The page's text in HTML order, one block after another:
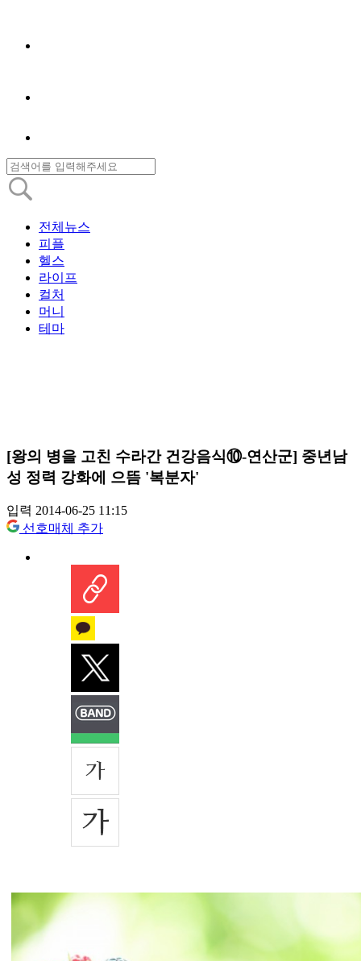
전체뉴스
피플
헬스
라이프
컬처
머니
테마
[왕의 병을 고친 수라간 건강음식⑩-연산군] 중년남
성 정력 강화에 으뜸 '복분자'
입력 2014-06-25 11:15
선호매체 추가